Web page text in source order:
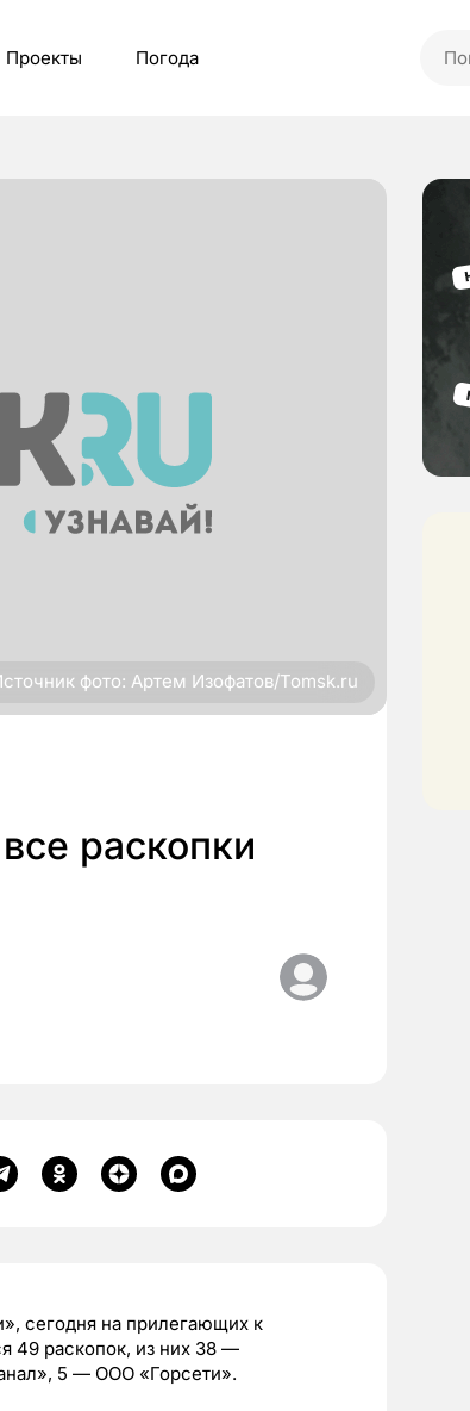
Проекты Погода
фото: Артем Изофатов/Tomsk.ru
раскопки
сегодня на прилегающих к
49 раскопок, из них 38 —
5 — ООО «Горсети».